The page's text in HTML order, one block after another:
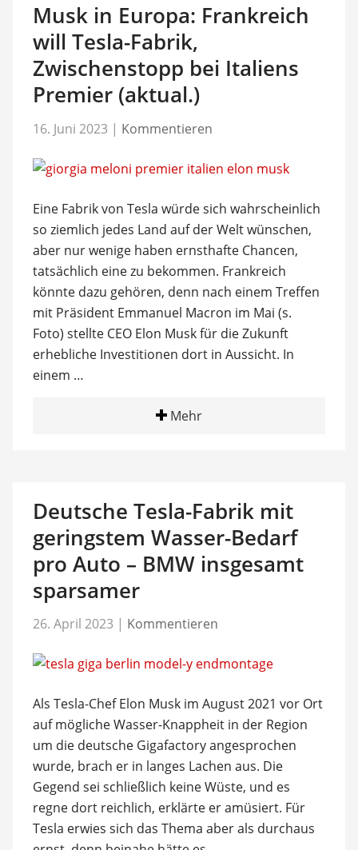
Musk in Europa: Frankreich
will Tesla-Fabrik,
Zwischenstopp bei Italiens
Premier (aktual.)
16. Juni 2023 | Kommentieren
Eine Fabrik von Tesla würde sich wahrscheinlich
so ziemlich jedes Land auf der Welt wünschen,
aber nur wenige haben ernsthafte Chancen,
tatsächlich eine zu bekommen. Frankreich
könnte dazu gehören, denn nach einem Treffen
mit Präsident Emmanuel Macron im Mai (s.
Foto) stellte CEO Elon Musk für die Zukunft
erhebliche Investitionen dort in Aussicht. In
einem …
Mehr
Deutsche Tesla-Fabrik mit
geringstem Wasser-Bedarf
pro Auto – BMW insgesamt
sparsamer
26. April 2023 | Kommentieren
Als Tesla-Chef Elon Musk im August 2021 vor Ort
auf mögliche Wasser-Knappheit in der Region
um die deutsche Gigafactory angesprochen
wurde, brach er in langes Lachen aus. Die
Gegend sei schließlich keine Wüste, und es
regne dort reichlich, erklärte er amüsiert. Für
Tesla erwies sich das Thema aber als durchaus